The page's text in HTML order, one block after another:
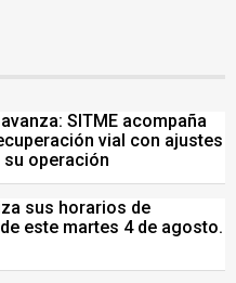
SITME acompaña
vial con ajustes
operación
sus horarios de
este martes 4 de agosto.